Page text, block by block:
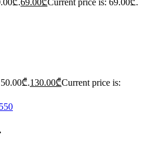
69.00₾Current price is: 69.00₾.
130.00₾Current price is: